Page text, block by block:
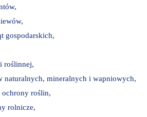
gospodarskich,
roślinnej,
naturalnych, mineralnych i wapniowych,
ochrony roślin,
rolnicze,